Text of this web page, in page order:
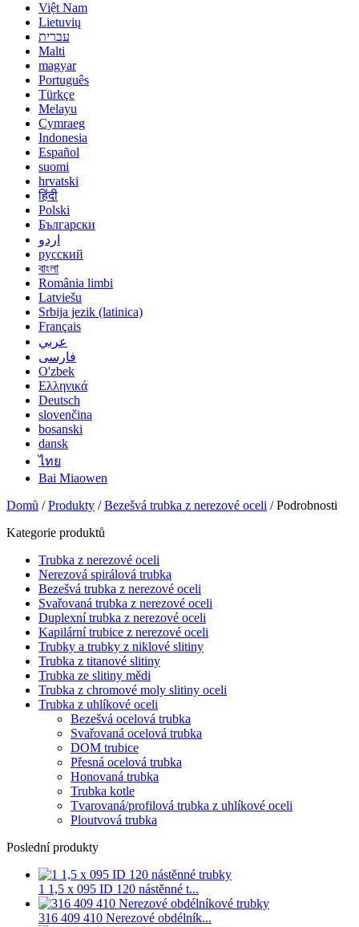
Việt Nam
Lietuvių
עברית
Malti
magyar
Português
Türkçe
Melayu
Cymraeg
Indonesia
Español
suomi
hrvatski
हिंदी
Polski
Български
اردو
русский
বাংলা
România limbi
Latviešu
Srbija jezik (latinica)
Français
عربي
فارسی
O'zbek
Ελληνικά
Deutsch
slovenčina
bosanski
dansk
ไทย
Bai Miaowen
Domů /Produkty /Bezešvá trubka z nerezové oceli / Podrobnosti
Kategorie produktů
Trubka z nerezové oceli
Nerezová spirálová trubka
Bezešvá trubka z nerezové oceli
Svařovaná trubka z nerezové oceli
Duplexní trubka z nerezové oceli
Kapilární trubice z nerezové oceli
Trubky a trubky z niklové slitiny
Trubka z titanové slitiny
Trubka ze slitiny mědi
Trubka z chromové moly slitiny oceli
Trubka z uhlíkové oceli
Bezešvá ocelová trubka
Svařovaná ocelová trubka
DOM trubice
Přesná ocelová trubka
Honovaná trubka
Trubka kotle
Tvarovaná/profilová trubka z uhlíkové oceli
Ploutvová trubka
Poslední produkty
1 1,5 x 095 ID 120 nástěnné t...
316 409 410 Nerezové obdélník...